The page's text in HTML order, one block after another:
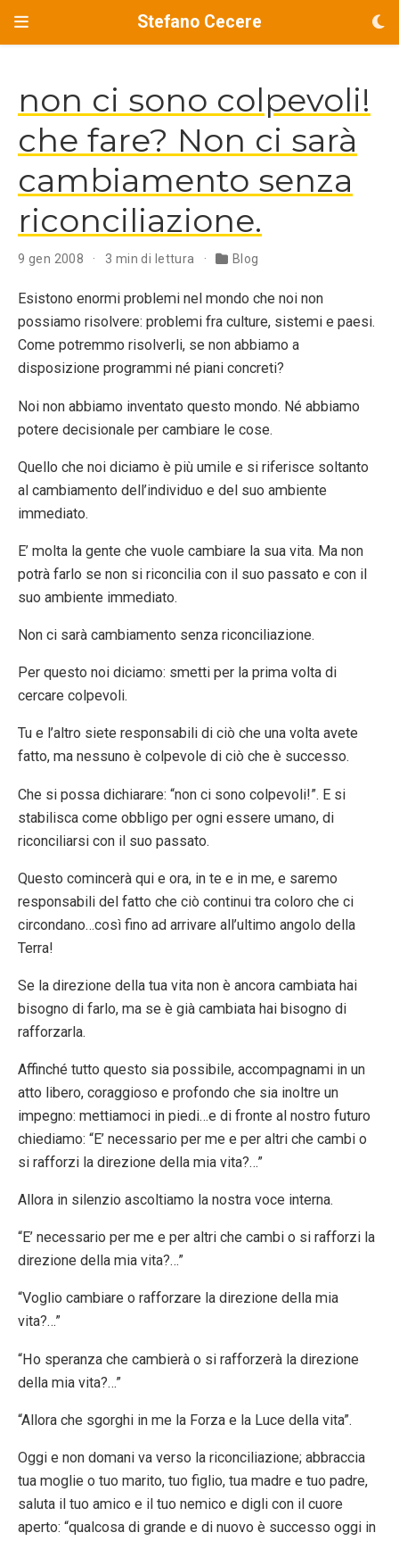
Stefano Cecere
non ci sono colpevoli!
che fare? Non ci sarà
cambiamento senza
riconciliazione.
9 gen 2008 3 min di lettura Blog
Esistono enormi problemi nel mondo che noi non
possiamo risolvere: problemi fra culture, sistemi e paesi.
Come potremmo risolverli, se non abbiamo a
disposizione programmi né piani concreti?
Noi non abbiamo inventato questo mondo. Né abbiamo
potere decisionale per cambiare le cose.
Quello che noi diciamo è più umile e si riferisce soltanto
al cambiamento dell’individuo e del suo ambiente
immediato.
E’ molta la gente che vuole cambiare la sua vita. Ma non
potrà farlo se non si riconcilia con il suo passato e con il
suo ambiente immediato.
Non ci sarà cambiamento senza riconciliazione.
Per questo noi diciamo: smetti per la prima volta di
cercare colpevoli.
Tu e l’altro siete responsabili di ciò che una volta avete
fatto, ma nessuno è colpevole di ciò che è successo.
Che si possa dichiarare: “non ci sono colpevoli!”. E si
stabilisca come obbligo per ogni essere umano, di
riconciliarsi con il suo passato.
Questo comincerà qui e ora, in te e in me, e saremo
responsabili del fatto che ciò continui tra coloro che ci
circondano…così fino ad arrivare all’ultimo angolo della
Terra!
Se la direzione della tua vita non è ancora cambiata hai
bisogno di farlo, ma se è già cambiata hai bisogno di
rafforzarla.
Affinché tutto questo sia possibile, accompagnami in un
atto libero, coraggioso e profondo che sia inoltre un
impegno: mettiamoci in piedi…e di fronte al nostro futuro
chiediamo: “E’ necessario per me e per altri che cambi o
si rafforzi la direzione della mia vita?…”
Allora in silenzio ascoltiamo la nostra voce interna.
“E’ necessario per me e per altri che cambi o si rafforzi la
direzione della mia vita?…”
“Voglio cambiare o rafforzare la direzione della mia
vita?…”
“Ho speranza che cambierà o si rafforzerà la direzione
della mia vita?…”
“Allora che sgorghi in me la Forza e la Luce della vita”.
Oggi e non domani va verso la riconciliazione; abbraccia
tua moglie o tuo marito, tuo figlio, tua madre e tuo padre,
saluta il tuo amico e il tuo nemico e digli con il cuore
aperto: “qualcosa di grande e di nuovo è successo oggi in